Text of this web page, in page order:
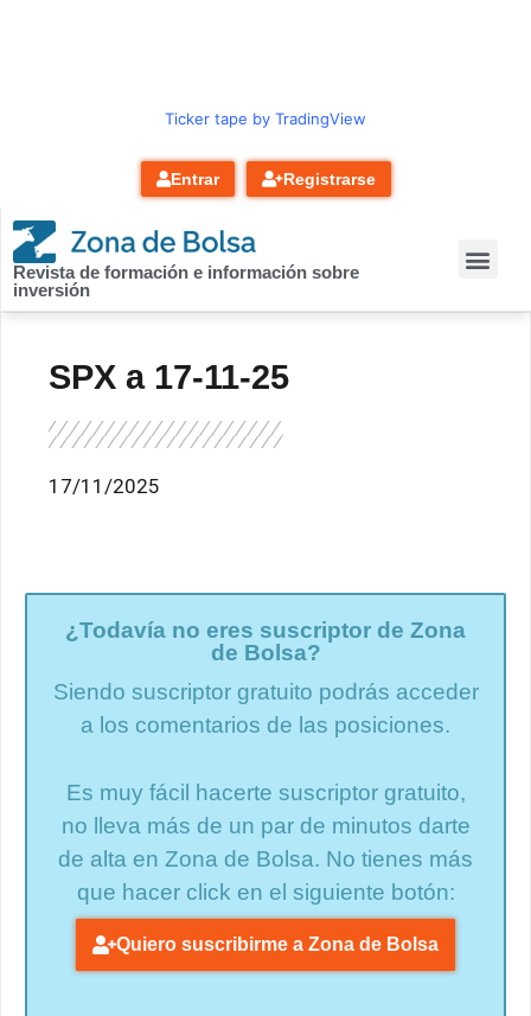
Ticker tape by TradingView
Entrar Registrarse
Revista de formación e información sobre
inversión
SPX a 17-11-25
17/11/2025
¿Todavía no eres suscriptor de Zona
de Bolsa?
Siendo suscriptor gratuito podrás acceder
a los comentarios de las posiciones.
Es muy fácil hacerte suscriptor gratuito,
no lleva más de un par de minutos darte
de alta en Zona de Bolsa. No tienes más
que hacer click en el siguiente botón:
Quiero suscribirme a Zona de Bolsa